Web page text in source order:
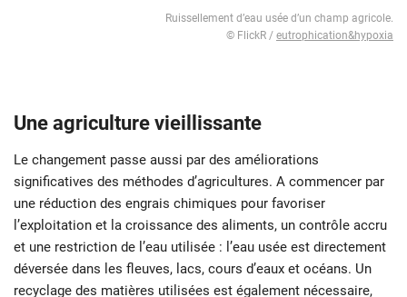
Ruissellement d’eau usée d’un champ agricole.
© FlickR / eutrophication&hypoxia
Une agriculture vieillissante
Le changement passe aussi par des améliorations
significatives des méthodes d’agricultures. A commencer par
une réduction des engrais chimiques pour favoriser
l’exploitation et la croissance des aliments, un contrôle accru
et une restriction de l’eau utilisée : l’eau usée est directement
déversée dans les fleuves, lacs, cours d’eaux et océans. Un
recyclage des matières utilisées est également nécessaire,